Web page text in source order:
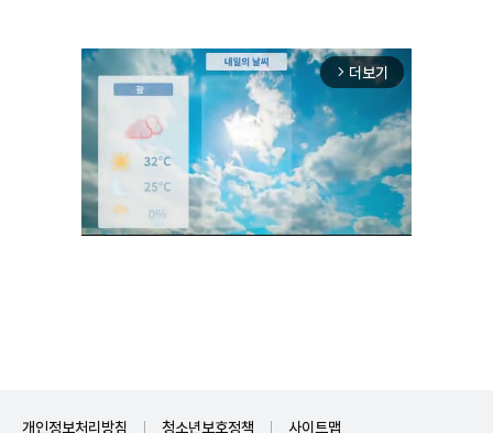
arrow_forward_ios 더보기
개인정보처리방침 청소년보호정책 사이트맵